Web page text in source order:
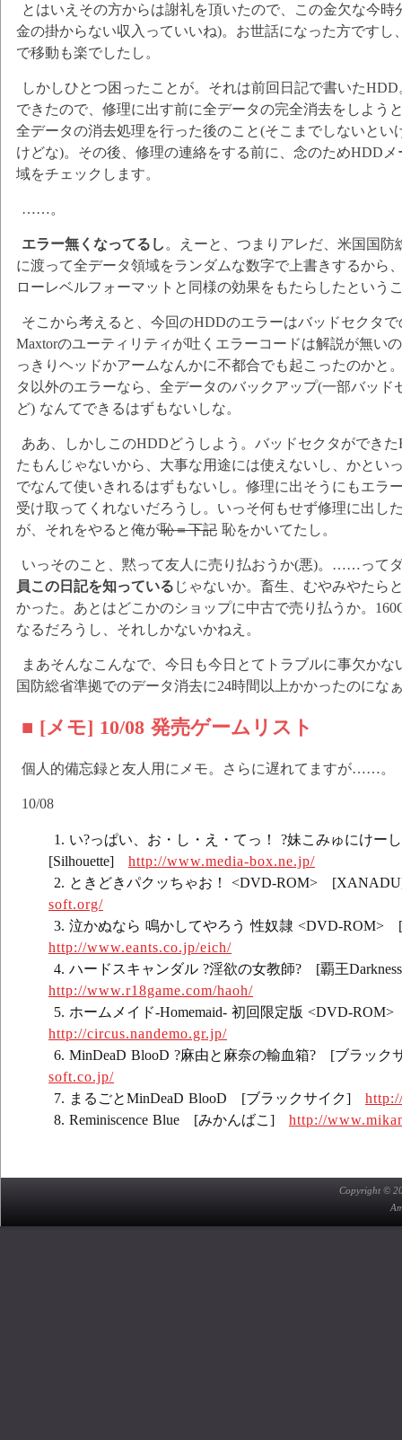
とはいえその方からは謝礼を頂いたので、この金欠な今
金の掛からない収入っていいね)。お世話になった方ですし
で移動も楽でしたし。
しかしひとつ困ったことが。それは前回日記で書いた
できたので、修理に出す前に全データの完全消去をしよう
全データの消去処理を行った後のこと(そこまでしないとい
けどな)。その後、修理の連絡をする前に、念のためHDD
域をチェックします。
……。
エラー無くなってるし 。えーと、つまりアレだ、米国国
に渡って全データ領域をランダムな数字で上書きするから
ローレベルフォーマットと同様の効果をもたらしたという
そこから考えると、今回のHDDのエラーはバッドセクタ
Maxtorのユーティリティが吐くエラーコードは解説が無い
っきりヘッドかアームなんかに不都合でも起こったのかと
タ以外のエラーなら、全データのバックアップ(一部バッド
ど) なんてできるはずもないしな。
ああ、しかしこのHDDどうしよう。バッドセクタができ
たもんじゃないから、大事な用途には使えないし、かとい
でなんて使いきれるはずもないし。修理に出そうにもエラ
受け取ってくれないだろうし。いっそ何もせず修理に出し
が、それをやると俺が恥＝下記 恥をかいてたし。
いっそのこと、黙って友人に売り払おうか(悪)。……って
員この日記を知っている じゃないか。畜生、むやみやたら
かった。あとはどこかのショップに中古で売り払うか。
なるだろうし、それしかないかねえ。
まあそんなこんなで、今日も今日とてトラブルに事欠か
国防総省準拠でのデータ消去に24時間以上かかったのに
■ [メモ] 10/08 発売ゲームリスト
個人的備忘録と友人用にメモ。さらに遅れてますが……。
10/08
い?っぱい、お・し・え・てっ！ ?妹こみゅにけ
[Silhouette] http://www.media-box.ne.jp/
ときどきパクッちゃお！ <DVD-ROM>
soft.org/
泣かぬなら 鳴かしてやろう 性奴隷 <DVD-
http://www.eants.co.jp/eich/
ハードスキャンダル ?淫欲の女教師? [覇王
http://www.r18game.com/haoh/
ホームメイド-Homemaid- 初回限定版 <DVD-
http://circus.nandemo.gr.jp/
MinDeaD BlooD ?麻由と麻奈の輸血箱? [ブラッ
soft.co.jp/
まるごとMinDeaD BlooD [ブラックサイク]
Reminiscence Blue [みかんばこ] http://
Copyright ©